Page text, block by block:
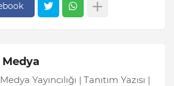
Yayıncılığı | Tanıtım Yazısı |